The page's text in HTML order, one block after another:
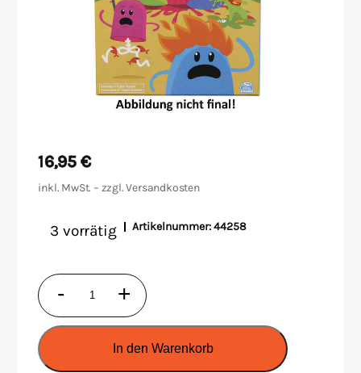
Rollenspiele
Sammelkartenspiele
Tabletop
16,95€
inkl. MwSt. – zzgl.Versandkosten
3 vorrätig Artikelnummer:44258
-
Dumb+
In den Warenkorb